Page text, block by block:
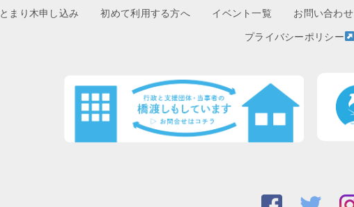
とまり木申し込み 初めて利用する方へ イベント一覧 お問い合わせ
プライバシーポリシー